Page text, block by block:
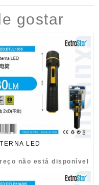
gostar
LED
não está disponível